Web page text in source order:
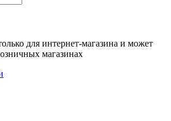
для интернет-магазина и может
магазинах